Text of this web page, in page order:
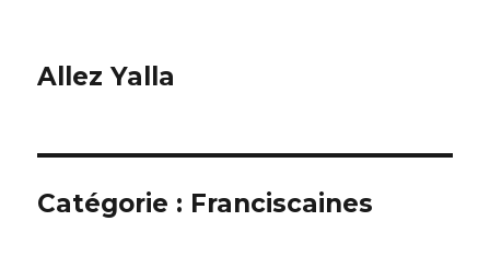
Allez Yalla
Catégorie : Franciscaines